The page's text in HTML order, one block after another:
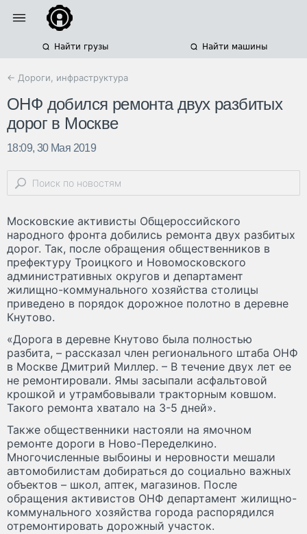
Найти грузы Найти машины
← Дороги, инфраструктура
ОНФ добился ремонта двух разбитых
дорог в Москве
18:09, 30 Мая 2019
Московские активисты Общероссийского
народного фронта добились ремонта двух разбитых
дорог. Так, после обращения общественников в
префектуру Троицкого и Новомосковского
административных округов и департамент
жилищно-коммунального хозяйства столицы
приведено в порядок дорожное полотно в деревне
Кнутово.
«Дорога в деревне Кнутово была полностью
разбита, – рассказал член регионального штаба ОНФ
в Москве Дмитрий Миллер. – В течение двух лет ее
не ремонтировали. Ямы засыпали асфальтовой
крошкой и утрамбовывали тракторным ковшом.
Такого ремонта хватало на 3-5 дней».
Также общественники настояли на ямочном
ремонте дороги в Ново-Переделкино.
Многочисленные выбоины и неровности мешали
автомобилистам добираться до социально важных
объектов – школ, аптек, магазинов. После
обращения активистов ОНФ департамент жилищно-
коммунального хозяйства города распорядился
отремонтировать дорожный участок.